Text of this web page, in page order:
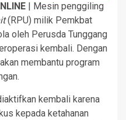
| Mesin penggiling
(RPU) milik Pemkbat
oleh Perusda Tunggang
kembali. Dengan
membantu program
kembali karena
kepada ketahanan